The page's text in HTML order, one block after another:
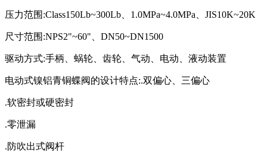
压力范围:Class150Lb~300Lb、1.0MPa~4.0MPa、JIS10K~20K
尺寸范围:NPS2"~60"、DN50~DN1500
驱动方式:手柄、蜗轮、齿轮、气动、电动、液动装置
电动式镍铝青铜蝶阀的设计特点:.双偏心、三偏心
.软密封或硬密封
.零泄漏
.防吹出式阀杆